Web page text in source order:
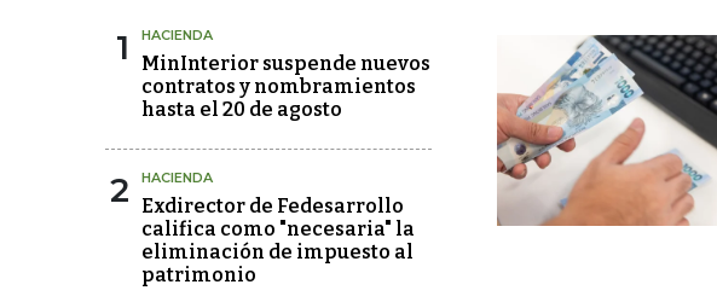
1 HACIENDA
MinInterior suspende nuevos
contratos y nombramientos
hasta el 20 de agosto
2 HACIENDA
Exdirector de Fedesarrollo
califica como "necesaria" la
eliminación de impuesto al
patrimonio